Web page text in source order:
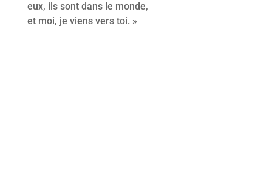
eux, ils sont dans le monde,
et moi, je viens vers toi. »